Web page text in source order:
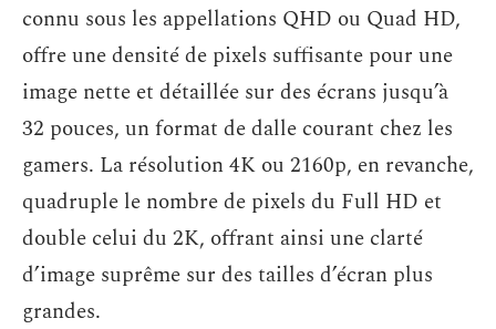
connu sous les appellations QHD ou Quad HD,
offre une densité de pixels suffisante pour une
image nette et détaillée sur des écrans jusqu’à
32 pouces, un format de dalle courant chez les
gamers. La résolution 4K ou 2160p, en revanche,
quadruple le nombre de pixels du Full HD et
double celui du 2K, offrant ainsi une clarté
d’image suprême sur des tailles d’écran plus
grandes.